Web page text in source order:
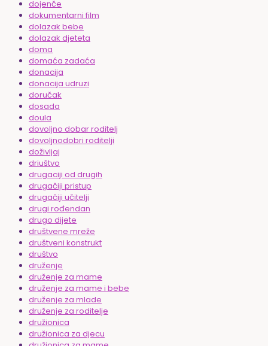
dojenče
dokumentarni film
dolazak bebe
dolazak djeteta
doma
domaća zadaća
donacija
donacija udruzi
doručak
dosada
doula
dovoljno dobar roditelj
dovoljnodobri roditelji
doživljaj
driuštvo
drugaciji od drugih
drugačiji pristup
drugačiji učitelji
drugi rođendan
drugo dijete
društvene mreže
društveni konstrukt
društvo
druženje
druženje za mame
druženje za mame i bebe
druženje za mlade
druženje za roditelje
družionica
družionica za djecu